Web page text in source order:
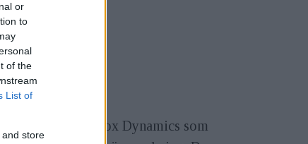
or
to
of the
List of
store
företaget Prox Dynamics som